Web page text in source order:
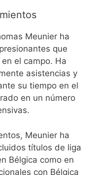
Meunier ha
que
el campo. Ha
asistencias y
su tiempo en el
en un número
Meunier ha
títulos de liga
Bélgica como en
con Bélgica